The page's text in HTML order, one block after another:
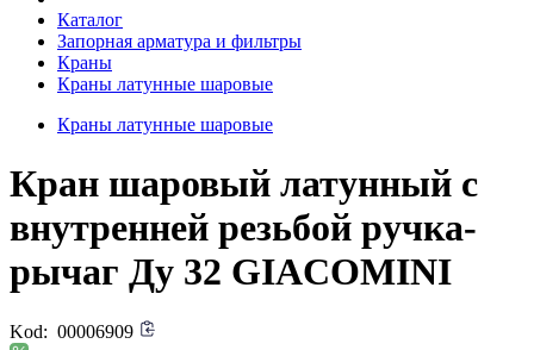
Каталог
Запорная арматура и фильтры
Краны
Краны латунные шаровые
Краны латунные шаровые
Кран шаровый латунный с
внутренней резьбой ручка-
рычаг Ду 32 GIACOMINI
Kod: 00006909